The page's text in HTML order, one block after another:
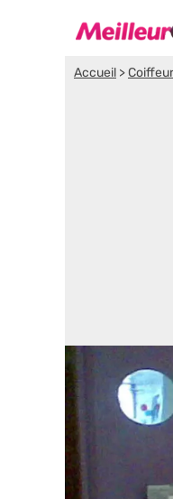
Accueil >